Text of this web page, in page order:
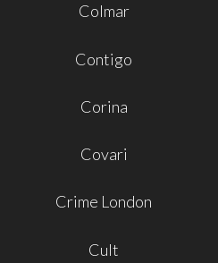
Colmar
Contigo
Corina
Covari
Crime London
Cult